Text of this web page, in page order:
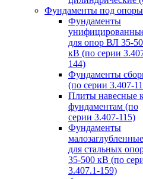
Фундаменты под опоры
Фундаменты
для опор ВЛ 35-
кВ (по серии
144)
Фундаменты
(по серии 3.407-
Плиты навесные
фундаментам (по
серии 3.407-115)
Фундаменты
малозаглубленные
для стальных
35-500 кВ (по
3.407.1-159)